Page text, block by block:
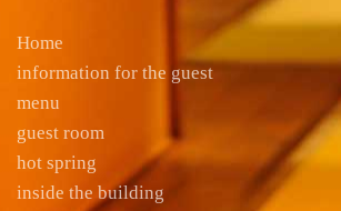
Home
information for the guest
menu
guest room
hot spring
inside the building